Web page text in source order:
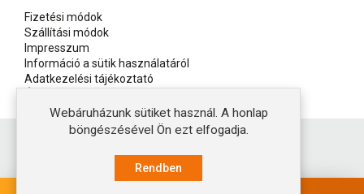
Fizetési módok
Szállítási módok
Impresszum
Információ a sütik használatáról
Adatkezelési tájékoztató
Copyright © 2021 Stihl Tarján - Készítette:
Webáruházunk sütiket használ. A honlap
böngészésével Ön ezt elfogadja.
Rendben